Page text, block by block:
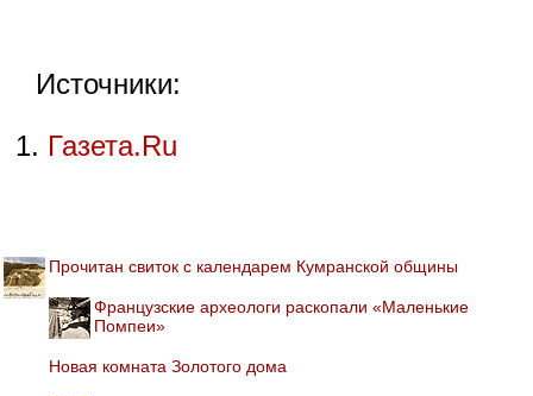
Источники:
Газета.Ru
Прочитан свиток с календарем Кумранской общины
Французские археологи раскопали «Маленькие
Помпеи»
Новая комната Золотого дома